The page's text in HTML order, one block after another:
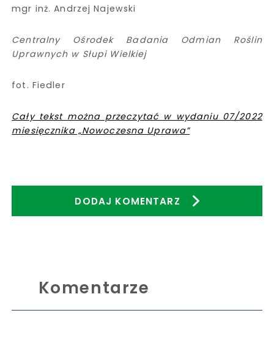
mgr inż. Andrzej Najewski
Centralny Ośrodek Badania Odmian Roślin
Uprawnych w Słupi Wielkiej
fot. Fiedler
Cały tekst można przeczytać w wydaniu 07/2022
miesięcznika „Nowoczesna Uprawa”
DODAJ KOMENTARZ
Komentarze